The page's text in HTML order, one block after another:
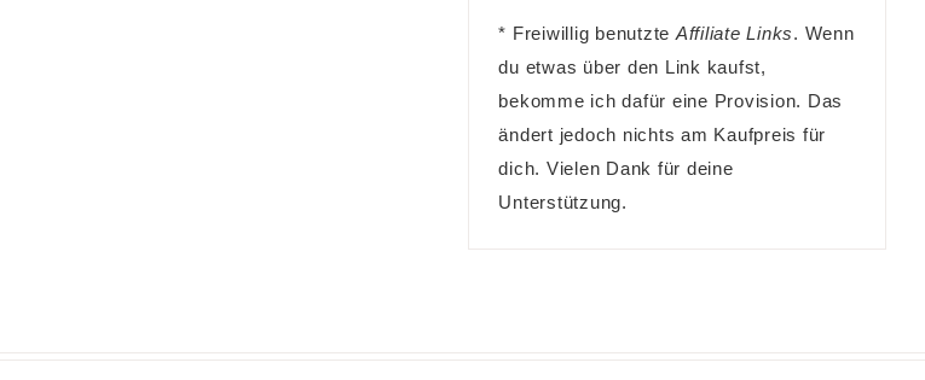
* Freiwillig benutzte Affiliate Links. Wenn
du etwas über den Link kaufst,
bekomme ich dafür eine Provision. Das
ändert jedoch nichts am Kaufpreis für
dich. Vielen Dank für deine
Unterstützung.